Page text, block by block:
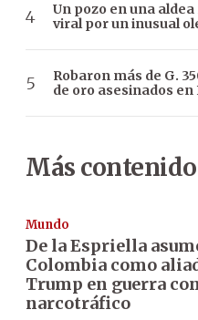
Un pozo en una
viral por un inusual
Robaron más de G.
de oro asesinados
Más
Mundo
De la Espriella
Colombia como
Trump en guerra
narcotráfico